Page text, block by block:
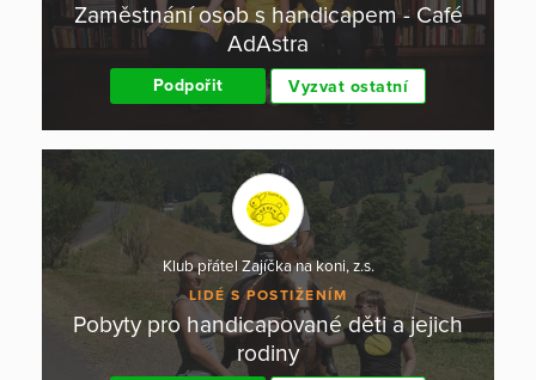
Zaměstnání osob s handicapem - Café
AdAstra
Podpořit Vyzvat ostatní
Klub přátel Zajíčka na koni, z.s.
LIDÉ S POSTIŽENÍM
Pobyty pro handicapované děti a jejich
rodiny